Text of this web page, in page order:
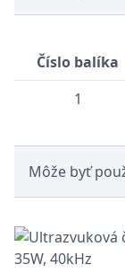
Číslo balíka
1
Môže byť